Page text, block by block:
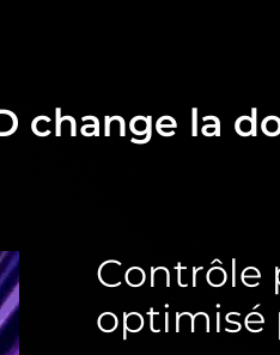
change la
Contrôle
optimisé